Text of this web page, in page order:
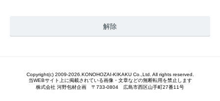
Copyright(c) 2009-2026.KONOHOZAI-KIKAKU Co.,Ltd. All rights reserved.
当WEBサイト上に掲載されている画像・文章などの無断転用を禁止します
株式会社 河野包材企画 〒733-0804 広島市西区山手町27番11号